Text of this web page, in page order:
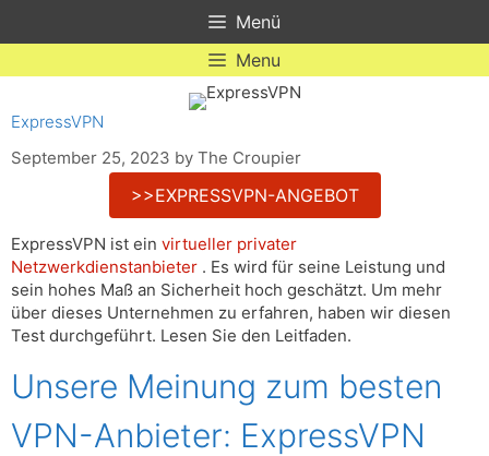
Menü
Menu
ExpressVPN
September 25, 2023 by The Croupier
>>EXPRESSVPN-ANGEBOT
ExpressVPN ist ein virtueller privater
Netzwerkdienstanbieter . Es wird für seine Leistung und
sein hohes Maß an Sicherheit hoch geschätzt. Um mehr
über dieses Unternehmen zu erfahren, haben wir diesen
Test durchgeführt. Lesen Sie den Leitfaden.
Unsere Meinung zum besten
VPN-Anbieter: ExpressVPN